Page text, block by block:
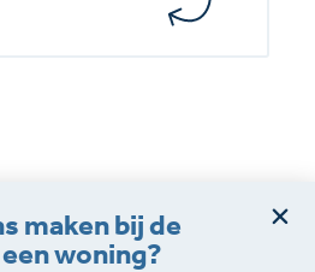
Disclaimer
(makelaardij)
maken bij de
woning?